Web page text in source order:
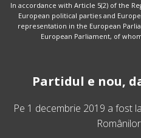
In accordance with Article 5(2) of the
European political parties and
representation in the European
European Parliament, of
Partidul e nou,
Pe 1 decembrie 2019 a fost
Românilor